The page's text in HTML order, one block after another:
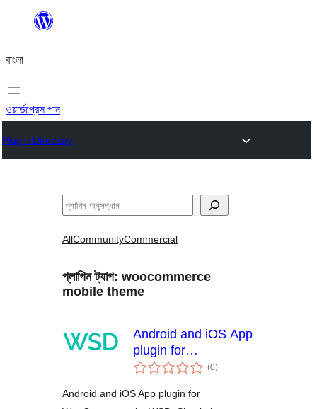
যান
বাংলা
ওয়ার্ডপ্রেস পান
Plugin Directory
অনুসন্ধান
AllCommunityCommercial
প্লাগিন ট্যাগ: woocommerce
mobile theme
Android and iOS App
plugin for
WooCommerce by
(0total
ratings
)
Android and iOS App plugin for